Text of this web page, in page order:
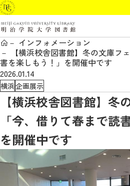
インフォメーション
【横浜校舎図書館】冬の文庫フ
書を楽しもう！」を開催中です
2026.01.14
横浜企画展示
【横浜校舎図書館】冬
「今、借りて春まで読
を開催中です